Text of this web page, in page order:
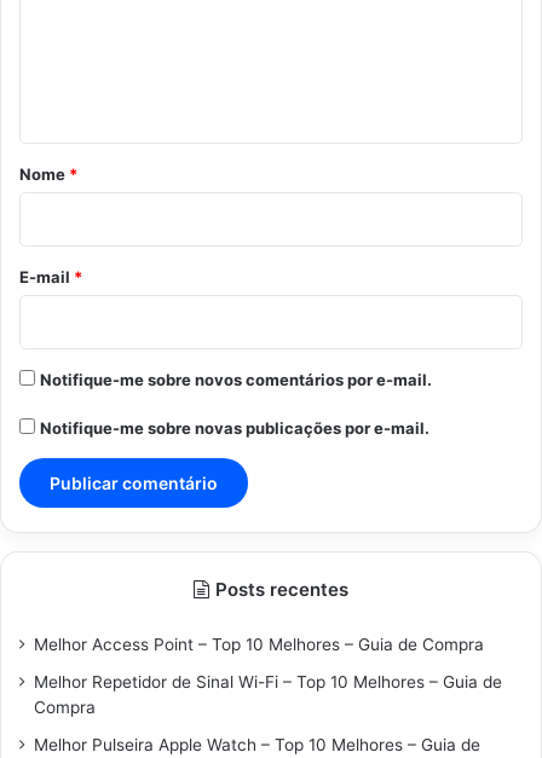
r
o
*
Nome *
E-mail *
Notifique-me sobre novos comentários por e-mail.
Notifique-me sobre novas publicações por e-mail.
Posts recentes
Melhor Access Point – Top 10 Melhores – Guia de Compra
Melhor Repetidor de Sinal Wi-Fi – Top 10 Melhores – Guia de
Compra
Melhor Pulseira Apple Watch – Top 10 Melhores – Guia de